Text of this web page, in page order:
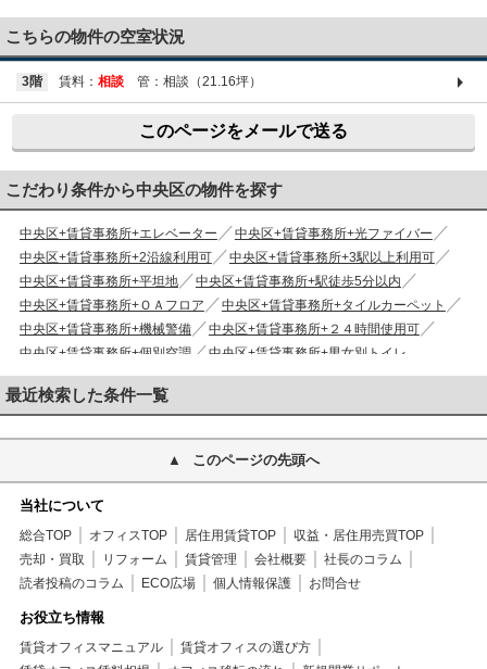
こちらの物件の空室状況
3階 賃料： 相談 管：相談（21.16坪）
このページをメールで送る
こだわり条件から中央区の物件を探す
中央区+賃貸事務所+エレベーター
中央区+賃貸事務所+光ファイバー
中央区+賃貸事務所+2沿線利用可
中央区+賃貸事務所+3駅以上利用可
中央区+賃貸事務所+平坦地
中央区+賃貸事務所+駅徒歩5分以内
中央区+賃貸事務所+ＯＡフロア
中央区+賃貸事務所+タイルカーペット
中央区+賃貸事務所+機械警備
中央区+賃貸事務所+２４時間使用可
中央区+賃貸事務所+個別空調
中央区+賃貸事務所+男女別トイレ
最近検索した条件一覧
このページの先頭へ
当社について
総合TOP オフィスTOP 居住用賃貸TOP
収益・居住用売買TOP
売却・買取
リフォーム 賃貸管理 会社概要
社長のコラム
読者投稿のコラム
ECO広場 個人情報保護 お問合せ
お役立ち情報
賃貸オフィスマニュアル
賃貸オフィスの選び方